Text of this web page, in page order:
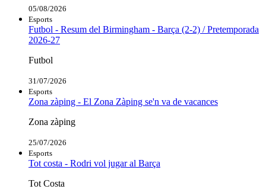
05/08/2026
Esports
Futbol - Resum del Birmingham - Barça (2-2) / Pretemporada
2026-27
Futbol
31/07/2026
Esports
Zona zàping - El Zona Zàping se'n va de vacances
Zona zàping
25/07/2026
Esports
Tot costa - Rodri vol jugar al Barça
Tot Costa